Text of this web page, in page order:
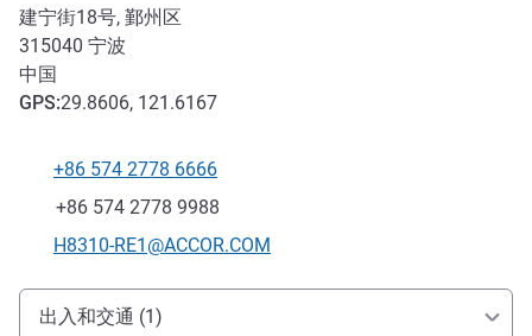
建宁街18号, 鄞州区
315040 宁波
中国
GPS:29.8606, 121.6167
电话
+86 574 2778 6666
传真
+86 574 2778 9988
联系电子邮件
H8310-RE1@ACCOR.COM
抵达和交通
出入和交通 (1)